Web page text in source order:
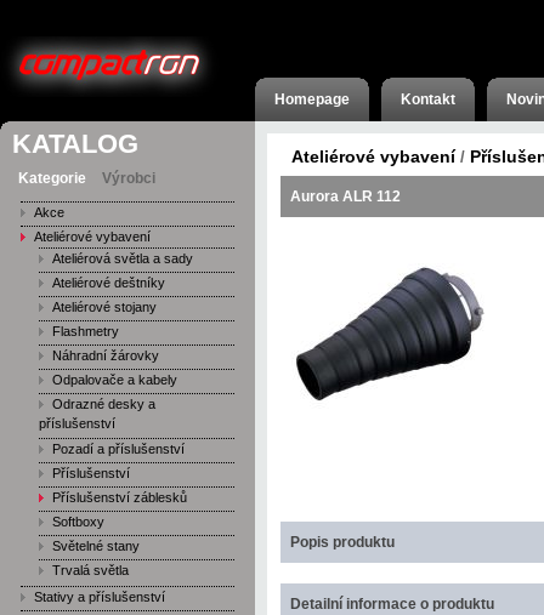
Homepage Kontakt
KATALOG
Kategorie Výrobci
Akce
Ateliérové vybavení
Ateliérová světla a sady
Ateliérové deštníky
Ateliérové stojany
Flashmetry
Náhradní žárovky
Odpalovače a kabely
Odrazné desky a
příslušenství
Pozadí a příslušenství
Příslušenství
Příslušenství záblesků
Softboxy
Světelné stany
Trvalá světla
Stativy a příslušenství
Ateliérové vybavení /
Aurora ALR 112
Popis produktu
Detailní informace o produktu